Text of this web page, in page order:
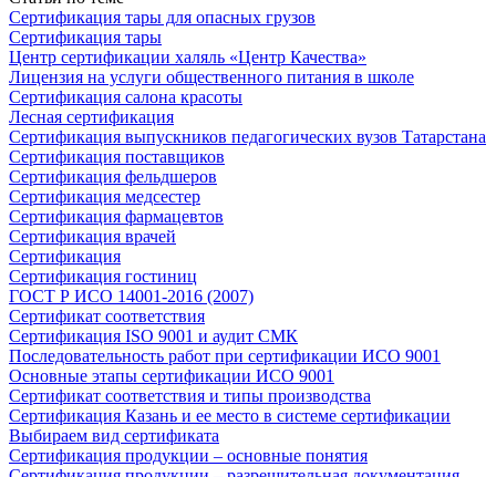
Сертификация тары для опасных грузов
Сертификация тары
Центр сертификации халяль «Центр Качества»
Лицензия на услуги общественного питания в школе
Сертификация салона красоты
Лесная сертификация
Сертификация выпускников педагогических вузов Татарстана
Сертификация поставщиков
Сертификация фельдшеров
Сертификация медсестер
Сертификация фармацевтов
Сертификация врачей
Сертификация
Сертификация гостиниц
ГОСТ Р ИСО 14001-2016 (2007)
Сертификат соответствия
Сертификация ISO 9001 и аудит СМК
Последовательность работ при сертификации ИСО 9001
Основные этапы сертификации ИСО 9001
Сертификат соответствия и типы производства
Сертификация Казань и ее место в системе сертификации
Выбираем вид сертификата
Сертификация продукции – основные понятия